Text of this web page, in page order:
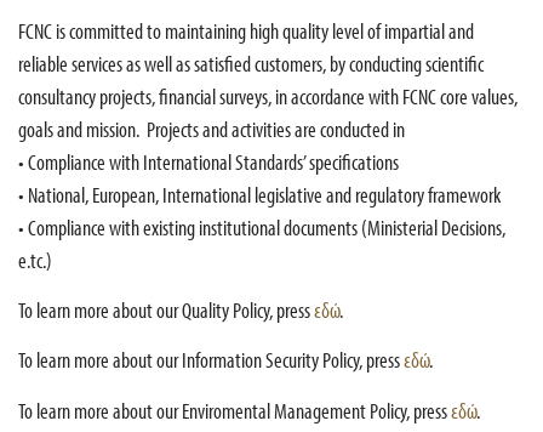
FCNC is committed to maintaining high quality level of impartial and
reliable services as well as satisfied customers, by conducting scientific
consultancy projects, financial surveys, in accordance with FCNC core values,
goals and mission. Projects and activities are conducted in
• Compliance with International Standards’ specifications
• National, European, International legislative and regulatory framework
• Compliance with existing institutional documents (Ministerial Decisions,
e.tc.)
To learn more about our Quality Policy, pressεδώ.
To learn more about our Information Security Policy, pressεδώ.
To learn more about our Enviromental Management Policy, pressεδώ.